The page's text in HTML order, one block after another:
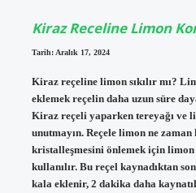
Kiraz Receline Limon
Tarih: Aralık 17, 2024
Kiraz reçeline limon sıkılır mı?
eklemek reçelin daha uzun süre
Kiraz reçeli yaparken tereyağı ve
unutmayın. Reçele limon ne
kristalleşmesini önlemek için
kullanılır. Bu reçel kaynadıktan
kala eklenir, 2 dakika daha